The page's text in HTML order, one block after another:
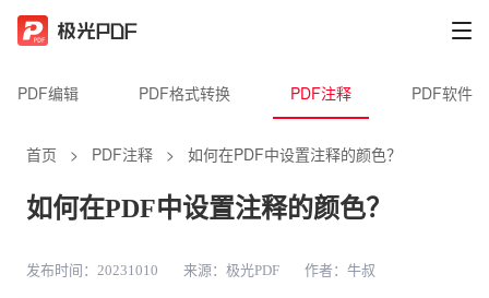
PDF编辑 PDF格式转换 PDF注释 PDF软件
首页 > PDF注释 > 如何在PDF中设置注释的颜色？
如何在PDF中设置注释的颜色？
发布时间：20231010 来源：极光PDF 作者：牛叔